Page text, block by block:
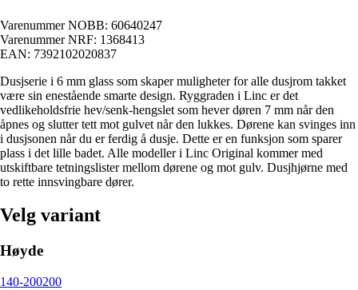
Varenummer NOBB: 60640247
Varenummer NRF: 1368413
EAN: 7392102020837
Dusjserie i 6 mm glass som skaper muligheter for alle dusjrom takket
være sin enestående smarte design. Ryggraden i Linc er det
vedlikeholdsfrie hev/senk-hengslet som hever døren 7 mm når den
åpnes og slutter tett mot gulvet når den lukkes. Dørene kan svinges inn
i dusjsonen når du er ferdig å dusje. Dette er en funksjon som sparer
plass i det lille badet. Alle modeller i Linc Original kommer med
utskiftbare tetningslister mellom dørene og mot gulv. Dusjhjørne med
to rette innsvingbare dører.
Velg variant
Høyde
140-200200